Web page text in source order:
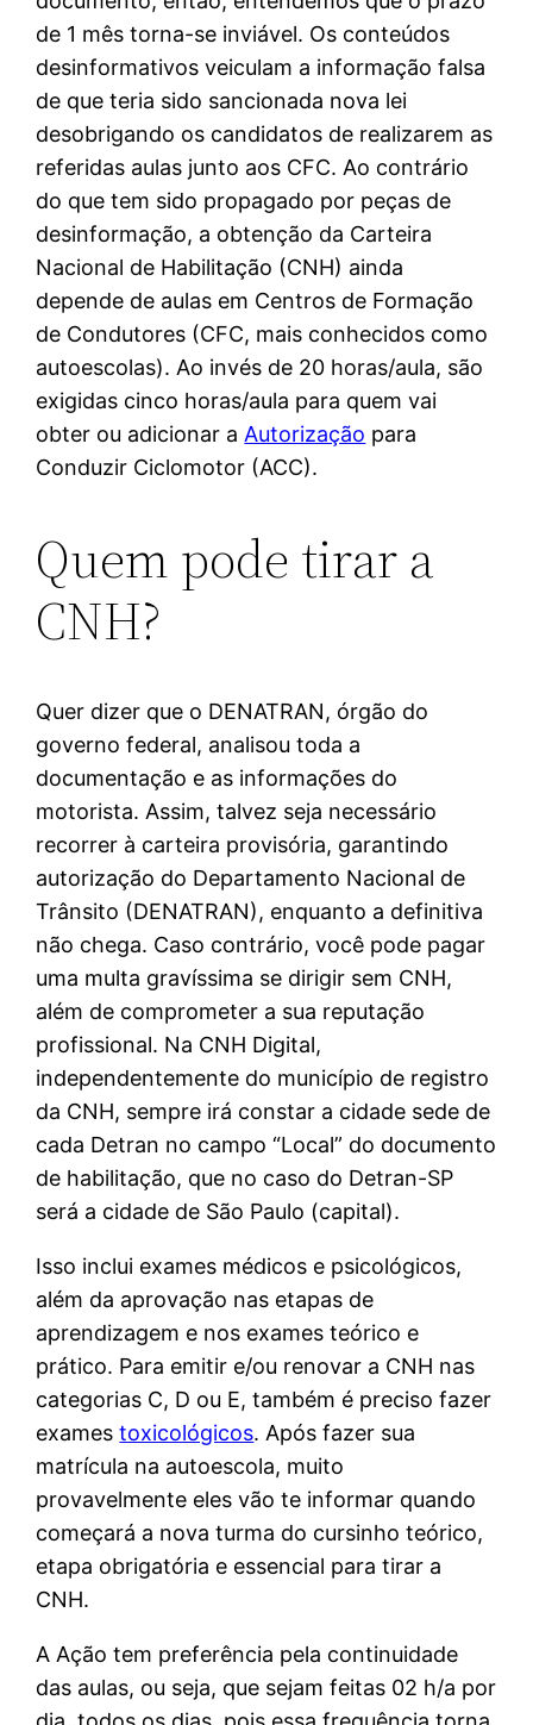
de 1 mês torna-se inviável. Os conteúdos
desinformativos veiculam a informação falsa
de que teria sido sancionada nova lei
desobrigando os candidatos de realizarem as
referidas aulas junto aos CFC. Ao contrário
do que tem sido propagado por peças de
desinformação, a obtenção da Carteira
Nacional de Habilitação (CNH) ainda
depende de aulas em Centros de Formação
de Condutores (CFC, mais conhecidos como
autoescolas). Ao invés de 20 horas/aula, são
exigidas cinco horas/aula para quem vai
obter ou adicionar a Autorização para
Conduzir Ciclomotor (ACC).
Quem pode tirar a
CNH?
Quer dizer que o DENATRAN, órgão do
governo federal, analisou toda a
documentação e as informações do
motorista. Assim, talvez seja necessário
recorrer à carteira provisória, garantindo
autorização do Departamento Nacional de
Trânsito (DENATRAN), enquanto a definitiva
não chega. Caso contrário, você pode pagar
uma multa gravíssima se dirigir sem CNH,
além de comprometer a sua reputação
profissional. Na CNH Digital,
independentemente do município de registro
da CNH, sempre irá constar a cidade sede de
cada Detran no campo “Local” do documento
de habilitação, que no caso do Detran-SP
será a cidade de São Paulo (capital).
Isso inclui exames médicos e psicológicos,
além da aprovação nas etapas de
aprendizagem e nos exames teórico e
prático. Para emitir e/ou renovar a CNH nas
categorias C, D ou E, também é preciso fazer
examestoxicológicos. Após fazer sua
matrícula na autoescola, muito
provavelmente eles vão te informar quando
começará a nova turma do cursinho teórico,
etapa obrigatória e essencial para tirar a
CNH.
A Ação tem preferência pela continuidade
das aulas, ou seja, que sejam feitas 02 h/a por